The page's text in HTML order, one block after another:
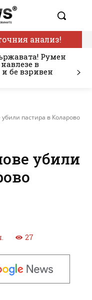
анализ!
Румен
в
бе взривен
пастира в Коларово
убили
27